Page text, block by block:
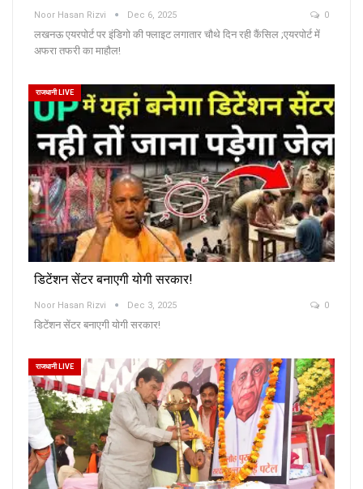
Noor Hasan Rizvi Dec 6, 2025 0
लखनऊ एयरपोर्ट पर इंडिगो की फ्लाइट लगातार चौथे दिन रही कैंसिल ;एयरपोर्ट में
अफरा तफरी का माहौल!
राजधानी LIVE
डिटेंशन सेंटर बनाएगी योगी सरकार!
Noor Hasan Rizvi Dec 3, 2025 0
डिटेंशन सेंटर बनाएगी योगी सरकार!
राजधानी LIVE